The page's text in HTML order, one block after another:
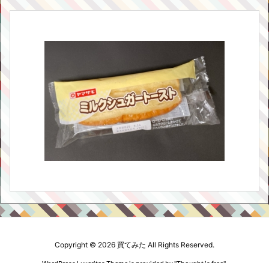
Copyright © 2026 買てみた All Rights Reserved.